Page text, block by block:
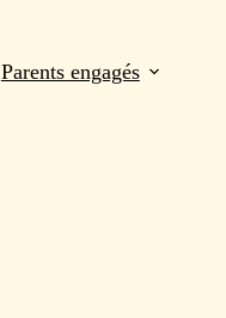
Parents engagés